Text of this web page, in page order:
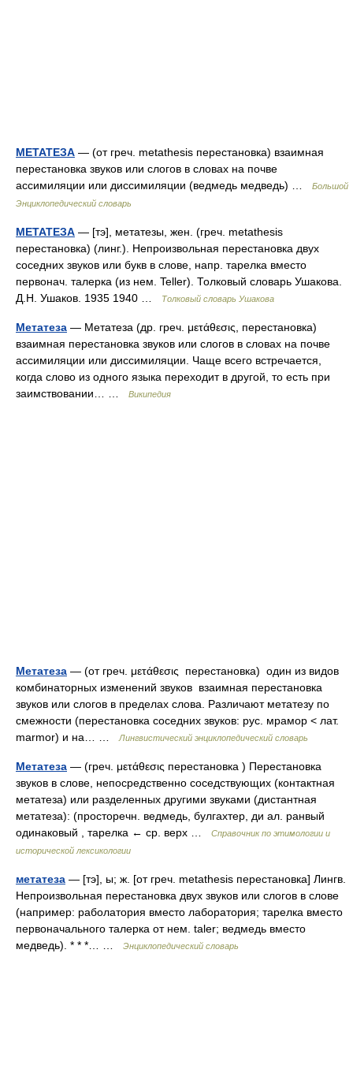
МЕТАТЕЗА — (от греч. metathesis перестановка) взаимная
перестановка звуков или слогов в словах на почве
ассимиляции или диссимиляции (ведмедь медведь) …
Большой
Энциклопедический словарь
МЕТАТЕЗА — [тэ], метатезы, жен. (греч. metathesis
перестановка) (линг.). Непроизвольная перестановка двух
соседних звуков или букв в слове, напр. тарелка вместо
первонач. талерка (из нем. Teller). Толковый словарь Ушакова.
Д.Н. Ушаков. 1935 1940 …
Толковый словарь Ушакова
Метатеза — Метатеза (др. греч. μετάθεσις, перестановка)
взаимная перестановка звуков или слогов в словах на почве
ассимиляции или диссимиляции. Чаще всего встречается,
когда слово из одного языка переходит в другой, то есть при
заимствовании… …
Википедия
Метатеза — (от греч. μετάθεσις перестановка) один из видов
комбинаторных изменений звуков взаимная перестановка
звуков или слогов в пределах слова. Различают метатезу по
смежности (перестановка соседних звуков: рус. мрамор < лат.
marmor) и на… …
Лингвистический энциклопедический словарь
Метатеза — (греч. μετάθεσις перестановка ) Перестановка
звуков в слове, непосредственно соседствующих (контактная
метатеза) или разделенных другими звуками (дистантная
метатеза): (просторечн. ведмедь, булгахтер, ди ал. ранвый
одинаковый , тарелка ← ср. верх …
Справочник по этимологии и
исторической лексикологии
метатеза — [тэ], ы; ж. [от греч. metathesis перестановка] Лингв.
Непроизвольная перестановка двух звуков или слогов в слове
(например: раболатория вместо лаборатория; тарелка вместо
первоначального талерка от нем. taler; ведмедь вместо
медведь). * * *… …
Энциклопедический словарь